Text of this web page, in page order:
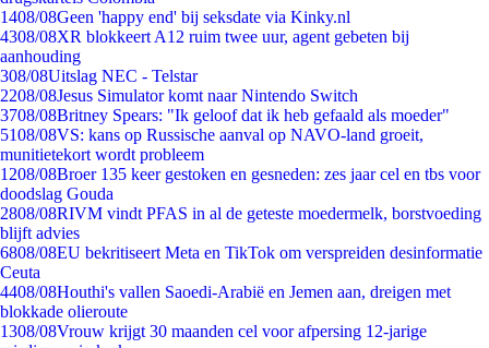
1408/08Geen 'happy end' bij seksdate via Kinky.nl
4308/08XR blokkeert A12 ruim twee uur, agent gebeten bij
aanhouding
308/08Uitslag NEC - Telstar
2208/08Jesus Simulator komt naar Nintendo Switch
3708/08Britney Spears: "Ik geloof dat ik heb gefaald als moeder"
5108/08VS: kans op Russische aanval op NAVO-land groeit,
munitietekort wordt probleem
1208/08Broer 135 keer gestoken en gesneden: zes jaar cel en tbs voor
doodslag Gouda
2808/08RIVM vindt PFAS in al de geteste moedermelk, borstvoeding
blijft advies
6808/08EU bekritiseert Meta en TikTok om verspreiden desinformatie
Ceuta
4408/08Houthi's vallen Saoedi-Arabië en Jemen aan, dreigen met
blokkade olieroute
1308/08Vrouw krijgt 30 maanden cel voor afpersing 12-jarige